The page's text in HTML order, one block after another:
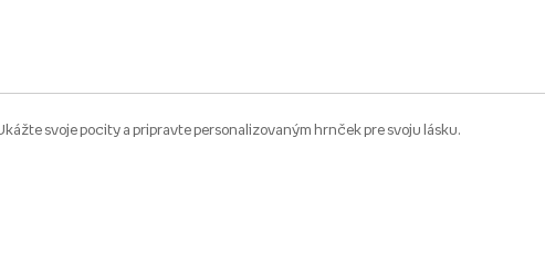
svoje pocity a pripravte personalizovaným hrnček pre svoju lásku.